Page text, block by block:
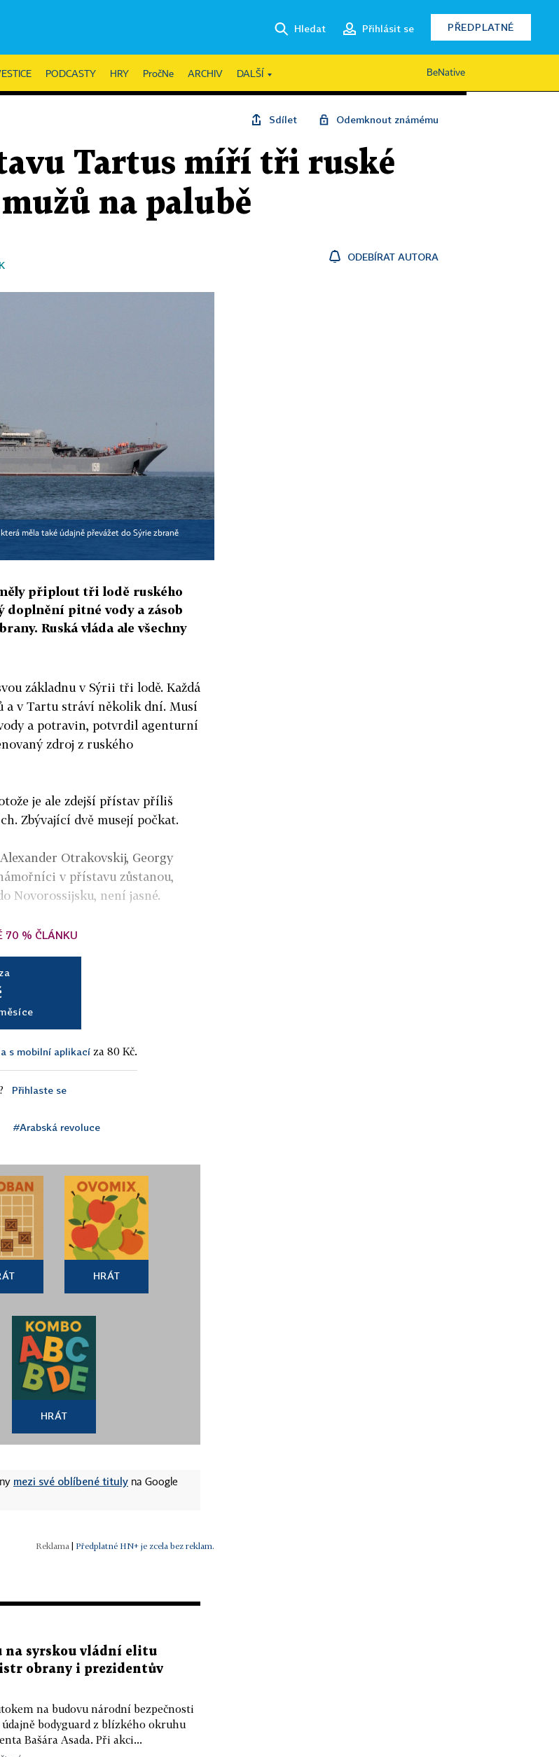
Hledat Přihlásit se PŘEDPLATNÉ
PODCASTY HRY PročNe ARCHIV DALŠÍ BeNative
Sdílet Odemknout známému
Tartus míří tři ruské
na palubě
ODEBÍRAT AUTORA
měla také údajně převážet do Sýrie zbraně
připlout tři lodě ruského
doplnění pitné vody a zásob
Ruská vláda ale všechny
základnu v Sýrii tři lodě. Každá
a v Tartu stráví několik dní. Musí
a potravin, potvrdil agenturní
zdroj z ruského
je ale zdejší přístav příliš
Zbývající dvě musejí počkat.
Otrakovskij, Georgy
v přístavu zůstanou,
Novorossijsku, není jasné.
70 % ČLÁNKU
s mobilní aplikací za 80 Kč.
Přihlaste se
#Arabská revoluce
HRÁT
HRÁT
mezi své oblíbené tituly na Google
| Předplatné HN+ je zcela bez reklam.
na syrskou vládní elitu
obrany i prezidentův
na budovu národní bezpečnosti
bodyguard z blízkého okruhu
Bašára Asada. Při akci...